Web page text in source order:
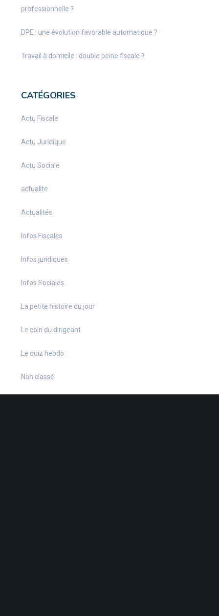
professionnelle ?
DPE : une évolution favorable automatique ?
Travail à domicile : double peine fiscale ?
CATÉGORIES
Actu Fiscale
Actu Juridique
Actu Sociale
actualite
Actualités
Infos Fiscales
Infos juridiques
Infos Sociales
La petite histoire du jour
Le coin du dirigeant
Le quiz hebdo
Non classé